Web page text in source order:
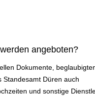
angeboten?
Dokumente,
Düren auch
und sonstige